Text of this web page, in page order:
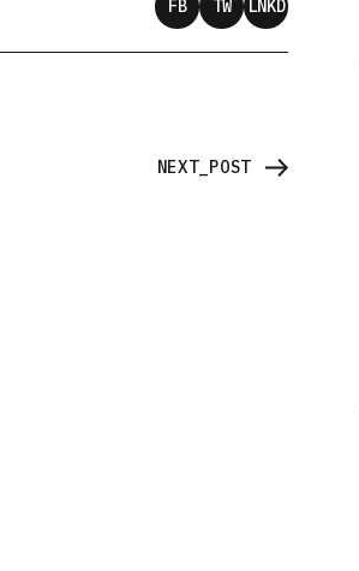
FB TW LNKD
NEXT_POST